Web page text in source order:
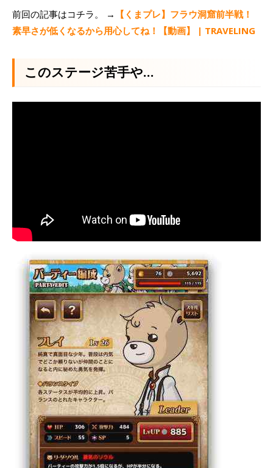
前回の記事はコチラ。 → 【くまプレ】フラウ洞窟前半戦！
素早さが低くなるから用心してね！【動画】 | TRAVELING
このステージ苦手や…